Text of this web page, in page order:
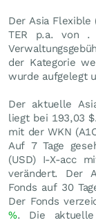
Der Asia Flexible
TER p.a. von .
der Kategorie
wurde aufgelegt
Der aktuelle
liegt bei 193,03 $
mit der WKN
Auf 7 Tage
(USD) I-X-acc
verändert. Der
Fonds auf 30
Der Fonds
%. Die aktuelle